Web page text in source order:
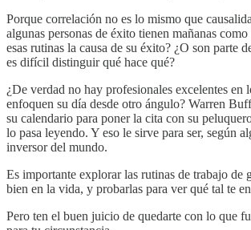
Porque correlación no es lo mismo que
algunas personas de éxito tienen mañanas como
esas rutinas la causa de su éxito? ¿O son parte
es difícil distinguir qué hace qué?
¿De verdad no hay profesionales excelentes en
enfoquen su día desde otro ángulo? Warren
su calendario para poner la cita con su
lo pasa leyendo. Y eso le sirve para ser, según
inversor del mundo.
Es importante explorar las rutinas de trabajo de
bien en la vida, y probarlas para ver qué tal te
Pero ten el buen juicio de quedarte con lo que